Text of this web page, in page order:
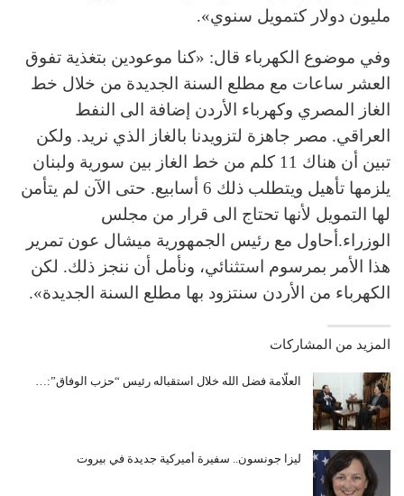
مليون دولار كتمويل سنوي».
وفي موضوع الكهرباء قال: «كنا موعودين بتغذية تفوق
العشر ساعات مع مطلع السنة الجديدة من خلال خط
الغاز المصري وكهرباء الأردن إضافة الى النفط
العراقي. مصر جاهزة لتزويدنا بالغاز الذي نريد. ولكن
تبين أن هناك 11 كلم من خط الغاز بين سورية ولبنان
يلزمها تأهيل ويتطلب ذلك 6 أسابيع. حتى الآن لم يتأمن
لها التمويل لأنها تحتاج الى قرار من مجلس
الوزراء.أحاول مع رئيس الجمهورية ميشال عون تمرير
هذا الأمر بمرسوم استثنائي، ونأمل أن ننجز ذلك. لكن
الكهرباء من الأردن سنتزود بها مطلع السنة الجديدة».
المزيد من المشاركات
العلّامة فضل الله خلال استقباله رئيس “حزب الوفاق”:…
ليزا جونسون.. سفيرة أميركية جديدة في بيروت